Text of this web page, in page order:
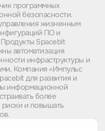
программных
безопасности.
жизненным
ПО и
Spacebit
автоматизация
инфраструктуры и
Компания «Импульс
для развития и
информационной
более
и повышать